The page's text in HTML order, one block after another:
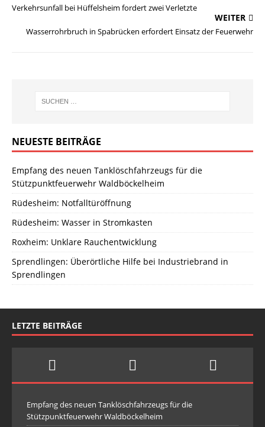
Verkehrsunfall bei Hüffelsheim fordert zwei Verletzte
WEITER
Wasserrohrbruch in Spabrücken erfordert Einsatz der Feuerwehr
NEUESTE BEITRÄGE
Empfang des neuen Tanklöschfahrzeugs für die
Stützpunktfeuerwehr Waldböckelheim
Rüdesheim: Notfalltüröffnung
Rüdesheim: Wasser in Stromkasten
Roxheim: Unklare Rauchentwicklung
Sprendlingen: Überörtliche Hilfe bei Industriebrand in
Sprendlingen
LETZTE BEITRÄGE
Empfang des neuen Tanklöschfahrzeugs für die
Stützpunktfeuerwehr Waldböckelheim